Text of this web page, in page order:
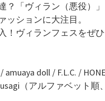
？「ヴィラン（悪役）
ッションに大注目。
！ヴィランフェスをぜ
doll / F.L.C. /
（アルファベット順